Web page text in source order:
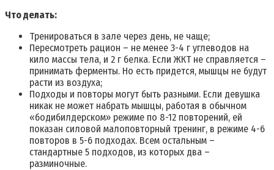
Что делать:
Тренироваться в зале через день, не чаще;
Пересмотреть рацион – не менее 3-4 г углеводов на
кило массы тела, и 2 г белка. Если ЖКТ не справляется –
принимать ферменты. Но есть придется, мышцы не будут
расти из воздуха;
Подходы и повторы могут быть разными. Если девушка
никак не может набрать мышцы, работая в обычном
«бодибилдерском» режиме по 8-12 повторений, ей
показан силовой малоповторный тренинг, в режиме 4-6
повторов в 5-6 подходах. Всем остальным –
стандартные 5 подходов, из которых два –
разминочные.